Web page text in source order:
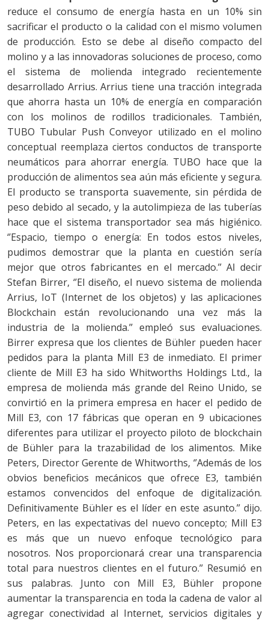
reduce el consumo de energía hasta en un 10% sin
sacrificar el producto o la calidad con el mismo volumen
de producción. Esto se debe al diseño compacto del
molino y a las innovadoras soluciones de proceso, como
el sistema de molienda integrado recientemente
desarrollado Arrius. Arrius tiene una tracción integrada
que ahorra hasta un 10% de energía en comparación
con los molinos de rodillos tradicionales. También,
TUBO Tubular Push Conveyor utilizado en el molino
conceptual reemplaza ciertos conductos de transporte
neumáticos para ahorrar energía. TUBO hace que la
producción de alimentos sea aún más eficiente y segura.
El producto se transporta suavemente, sin pérdida de
peso debido al secado, y la autolimpieza de las tuberías
hace que el sistema transportador sea más higiénico.
‘’Espacio, tiempo o energía: En todos estos niveles,
pudimos demostrar que la planta en cuestión sería
mejor que otros fabricantes en el mercado.’’ Al decir
Stefan Birrer, ‘’El diseño, el nuevo sistema de molienda
Arrius, IoT (Internet de los objetos) y las aplicaciones
Blockchain están revolucionando una vez más la
industria de la molienda.’’ empleó sus evaluaciones.
Birrer expresa que los clientes de Bühler pueden hacer
pedidos para la planta Mill E3 de inmediato. El primer
cliente de Mill E3 ha sido Whitworths Holdings Ltd., la
empresa de molienda más grande del Reino Unido, se
convirtió en la primera empresa en hacer el pedido de
Mill E3, con 17 fábricas que operan en 9 ubicaciones
diferentes para utilizar el proyecto piloto de blockchain
de Bühler para la trazabilidad de los alimentos. Mike
Peters, Director Gerente de Whitworths, ‘’Además de los
obvios beneficios mecánicos que ofrece E3, también
estamos convencidos del enfoque de digitalización.
Definitivamente Bühler es el líder en este asunto.’’ dijo.
Peters, en las expectativas del nuevo concepto; Mill E3
es más que un nuevo enfoque tecnológico para
nosotros. Nos proporcionará crear una transparencia
total para nuestros clientes en el futuro.’’ Resumió en
sus palabras. Junto con Mill E3, Bühler propone
aumentar la transparencia en toda la cadena de valor al
agregar conectividad al Internet, servicios digitales y